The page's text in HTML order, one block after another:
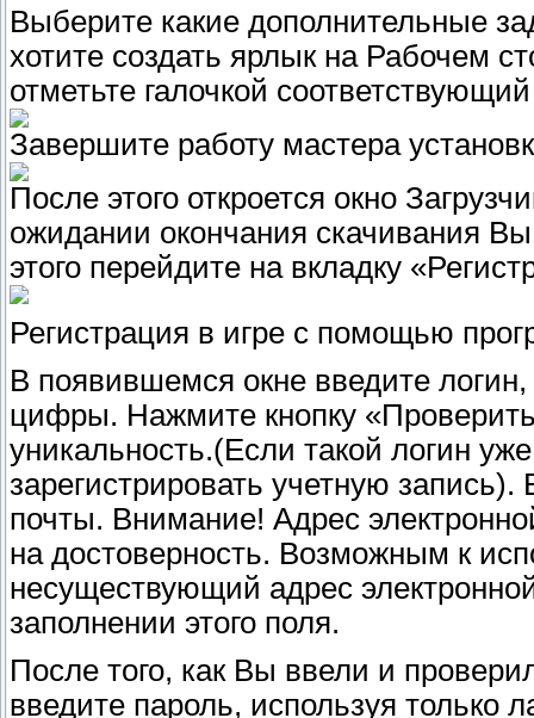
Выберите какие дополнительные
хотите создать ярлык на Рабочем
отметьте галочкой
Завершите работу мастера
После этого откроется окно
ожидании окончания скачивания
этого перейдите на вкладку
Регистрация в игре с помощью
В появившемся окне введите
цифры. Нажмите кнопку
уникальность.(Если такой логин
зарегистрировать учетную
почты. Внимание! Адрес
на достоверность. Возможным к
несуществующий адрес
заполнении этого поля.
После того, как Вы ввели и
введите пароль, используя только